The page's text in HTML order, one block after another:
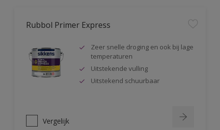
Rubbol Primer Express
Zeer snelle droging en ook bij lage
temperaturen
Uitstekende vulling
Uitstekend schuurbaar
Vergelijk